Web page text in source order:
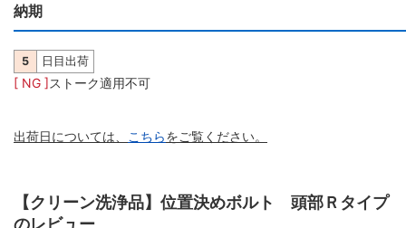
納期
5 日目出荷
[ NG ]ストーク適用不可
出荷日については、 こちらをご覧ください。
【クリーン洗浄品】位置決めボルト 頭部Ｒタイプ
のレビュー